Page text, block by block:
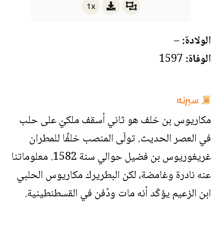
1x
الولادة:–
الوفاة:
سيرته
مكاريوس بن خلف هو ثاني أسقف ملكيّ على حلب
في العصر الحديث. تولّى المنصب خلفًا للمطران
غريغوريوس بن فضيل حوالي سنة 1582. معلوماتنا
عنه نادرة وغامضة، لكن البطريرك مكاريوس الحلبي
ابن الزعيم يؤكّد أنه مات ودُفن في القسطنطينية.